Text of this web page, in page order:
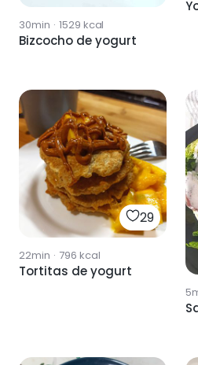
30min · 1529 kcal
Bizcocho de yogurt
29
22min · 796 kcal
Tortitas de yogurt